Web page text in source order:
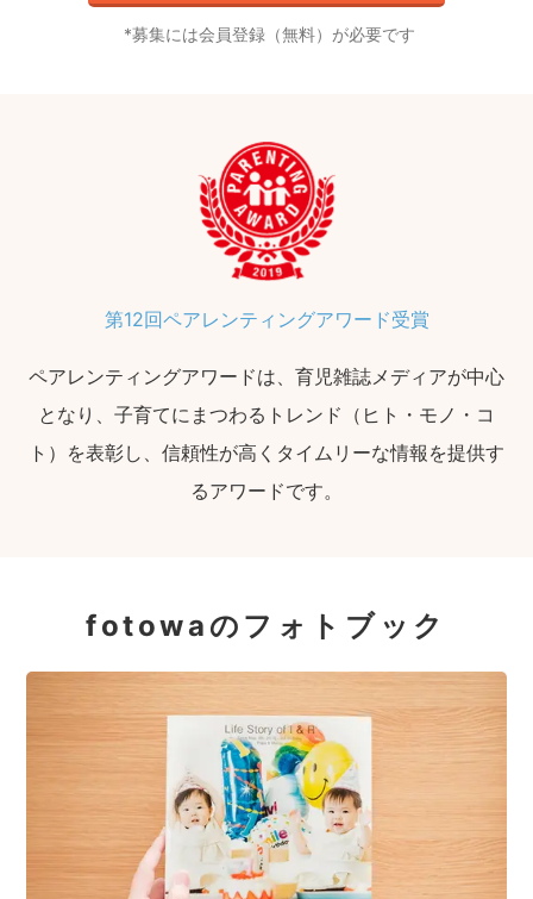
募集には会員登録（無料）が必要です
第12回ペアレンティングアワード受賞
ペアレンティングアワードは、育児雑誌メディアが中心
となり、子育てにまつわるトレンド（ヒト・モノ・コ
ト）を表彰し、信頼性が高くタイムリーな情報を提供す
るアワードです。
fotowaのフォトブック